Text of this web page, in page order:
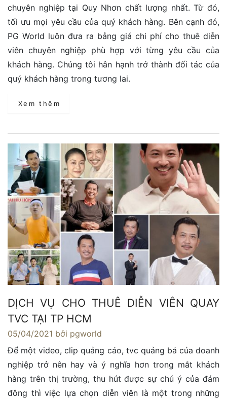
chuyên nghiệp tại Quy Nhơn chất lượng nhất. Từ đó,
tối ưu mọi yêu cầu của quý khách hàng. Bên cạnh đó,
PG World luôn đưa ra bảng giá chi phí cho thuê diễn
viên chuyên nghiệp phù hợp với từng yêu cầu của
khách hàng. Chúng tôi hân hạnh trở thành đối tác của
quý khách hàng trong tương lai.
Xem thêm
DỊCH VỤ CHO THUÊ DIỄN VIÊN QUAY
TVC TẠI TP HCM
05/04/2021 bởi pgworld
Để một video, clip quảng cáo, tvc quảng bá của doanh
nghiệp trở nên hay và ý nghĩa hơn trong mắt khách
hàng trên thị trường, thu hút được sự chú ý của đám
đông thì việc lựa chọn diễn viên là một trong những